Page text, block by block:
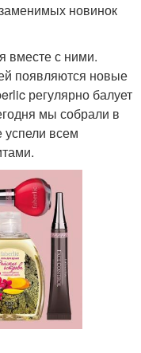
новинок
вместе с ними.
появляются новые
регулярно балует
мы собрали в
успели всем